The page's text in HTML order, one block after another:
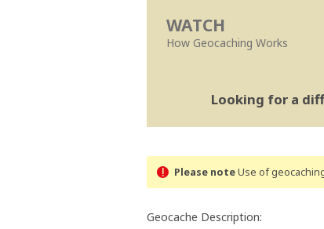
WATCH
How Geocaching Works
Looking for a
Please noteUse of
Geocache Description: